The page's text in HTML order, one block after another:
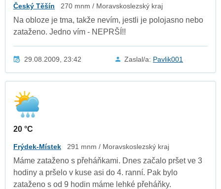
Český Těšín 270 mnm / Moravskoslezský kraj
Na obloze je tma, takže nevím, jestli je polojasno nebo
zataženo. Jedno vím - NEPRŠÍ!!
29.08.2009, 23:42 Zaslal/a: Pavlik001
20 °C
Frýdek-Místek 291 mnm / Moravskoslezský kraj
Máme zataženo s přeháňkami. Dnes začalo pršet ve 3
hodiny a pršelo v kuse asi do 4. ranní. Pak bylo
zataženo s od 9 hodin máme lehké přeháňky.